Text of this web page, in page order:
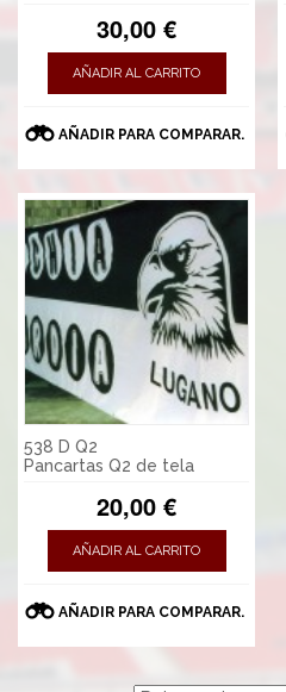
30,00 €
AÑADIR AL CARRITO
AÑADIR PARA COMPARAR.
538 D Q2
Pancartas Q2 de tela
20,00 €
AÑADIR AL CARRITO
AÑADIR PARA COMPARAR.